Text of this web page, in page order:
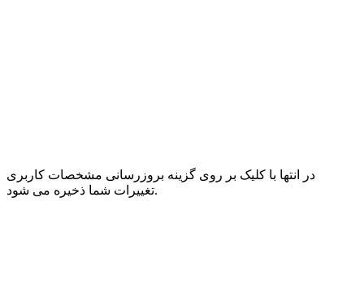
در انتها با کلیک بر روی گزینه بروزرسانی مشخصات کاربری
تغییرات شما ذخیره می شود.